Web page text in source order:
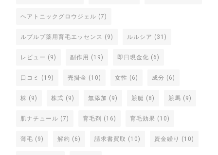
ヘアトニックグロウジェル (7)
ルプルプ薬用育毛エッセンス (9) ルルシア (31)
レビュー (9) 副作用 (19) 即日現金化 (6)
口コミ (19) 売掛金 (10) 女性 (6) 成分 (6)
株 (9) 株式 (9) 無添加 (9) 競艇 (8) 競馬 (9)
肌ナチュール (7) 育毛剤 (16) 育毛効果 (10)
薄毛 (9) 解約 (6) 請求書買取 (10) 資金繰り (10)